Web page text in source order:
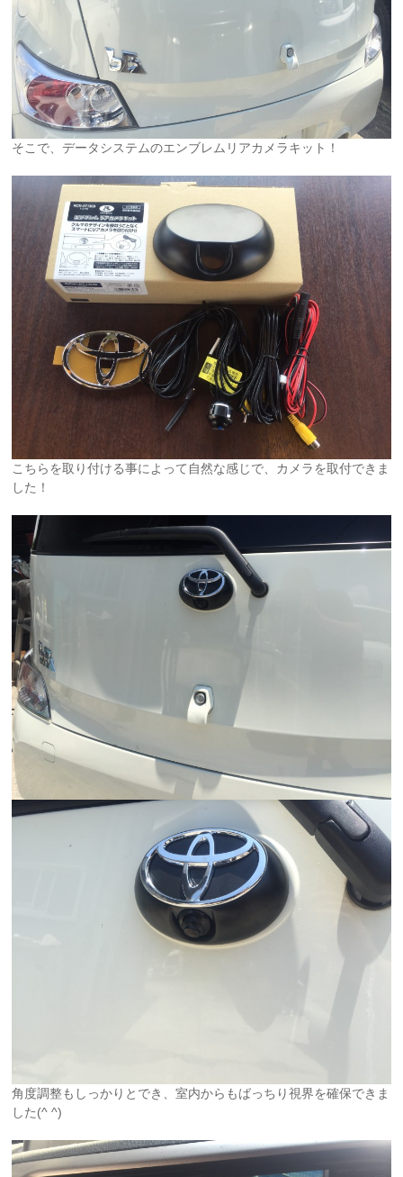
そこで、データシステムのエンブレムリアカメラキット！
こちらを取り付ける事によって自然な感じで、カメラを取付できま
した！
角度調整もしっかりとでき、室内からもばっちり視界を確保できま
した(^ ^)